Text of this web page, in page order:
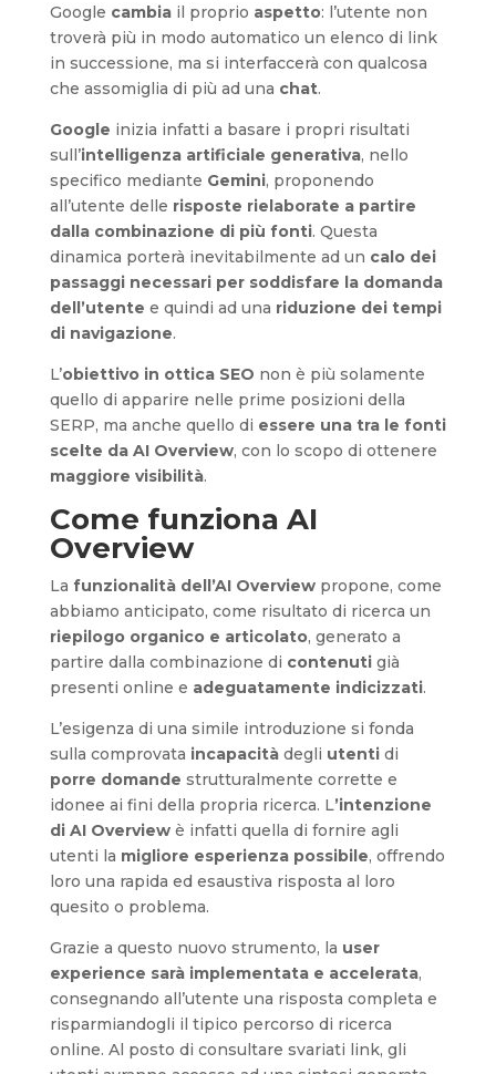
Google cambiail proprio aspetto: l’utente non
troverà più in modo automatico un elenco di link
in successione, ma si interfaccerà con qualcosa
che assomiglia di più ad una chat.
Google inizia infatti a basare i propri risultati
sull’intelligenza artificiale generativa, nello
specifico mediante Gemini, proponendo
all’utente delle risposte rielaborate a partire
dalla combinazione di più fonti. Questa
dinamica porterà inevitabilmente ad un calo dei
passaggi necessari per soddisfare la domanda
dell’utente e quindi ad una riduzione dei tempi
di navigazione.
L’obiettivo in ottica SEO non è più solamente
quello di apparire nelle prime posizioni della
SERP, ma anche quello di essere una tra le fonti
scelte da AI Overview, con lo scopo di ottenere
maggiore visibilità.
Come funziona AI
Overview
La funzionalità dell’AI Overviewpropone, come
abbiamo anticipato, come risultato di ricerca un
riepilogo organico e articolato, generato a
partire dalla combinazione di contenuti già
presenti online e adeguatamente indicizzati.
L’esigenza di una simile introduzione si fonda
sulla comprovata incapacità degli utenti di
porre domande strutturalmente corrette e
idonee ai fini della propria ricerca. L’intenzione
di AI Overviewè infatti quella di fornire agli
utenti la migliore esperienza possibile, offrendo
loro una rapida ed esaustiva risposta al loro
quesito o problema.
Grazie a questo nuovo strumento, la user
experience sarà implementata e accelerata,
consegnando all’utente una risposta completa e
risparmiandogli il tipico percorso di ricerca
online. Al posto di consultare svariati link, gli